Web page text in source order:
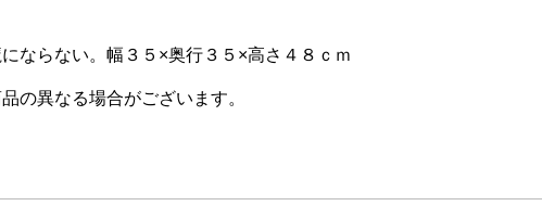
ならない。幅３５×奥行３５×高さ４８ｃｍ
の異なる場合がございます。